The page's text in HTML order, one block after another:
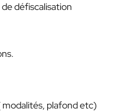
défiscalisation
plafond etc)